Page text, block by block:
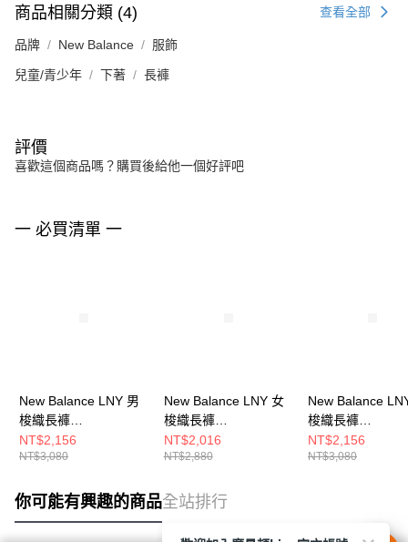
商品相關分類 (4) 查看全部
品牌 New Balance 服飾
兒童/青少年 下著 長褲
評價
喜歡這個商品嗎？購買後給他一個好評吧
一 必買清單 一
New Balance LNY 男
梭織長褲
MB61O85FSHY-F
NT$2,156
NT$3,080
New Balance LNY 女
梭織長褲
WB61S8C4BK-F
NT$2,016
NT$2,880
New Balance
梭織長褲
MB61O85FBK-F
NT$2,156
NT$3,080
你可能有興趣的商品全站排行